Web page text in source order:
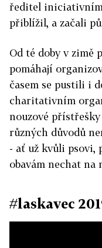
ředitel
přiblížil, a začali
Od té doby v zimě
pomáhají
časem se pustili i
charitativním
nouzové
různých důvodů
- ať už kvůli psovi,
obavám nechat na
#laskavec